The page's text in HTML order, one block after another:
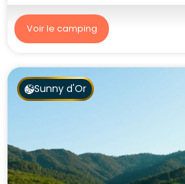
Voir le camping
Sunny d'Or